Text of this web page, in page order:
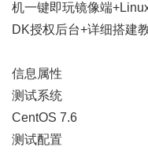
机一键即玩镜像端
DK授权后台+详细搭建
信息属性
测试系统
CentOS 7.6
测试配置